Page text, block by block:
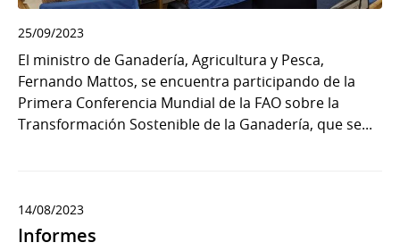
25/09/2023
El ministro de Ganadería, Agricultura y Pesca,
Fernando Mattos, se encuentra participando de la
Primera Conferencia Mundial de la FAO sobre la
Transformación Sostenible de la Ganadería, que se...
14/08/2023
Informes